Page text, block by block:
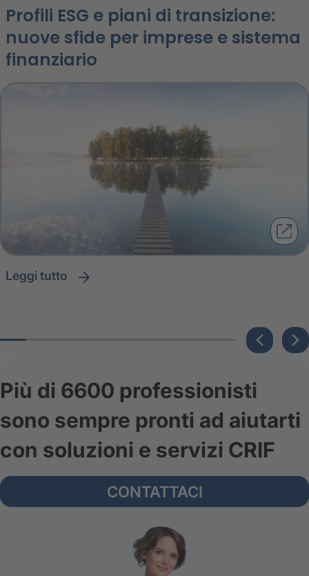
Profili ESG e piani di transizione:
nuove sfide per imprese e sistema
finanziario
leggi tutto
Più di 6600 professionisti
sono sempre pronti ad aiutarti
con soluzioni e servizi CRIF
CONTATTACI